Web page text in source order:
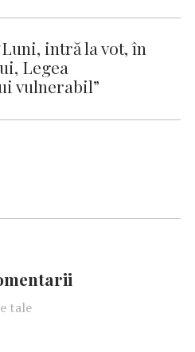
intră la vot, în
Legea
vulnerabil”
tale